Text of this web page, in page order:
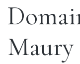
Maury